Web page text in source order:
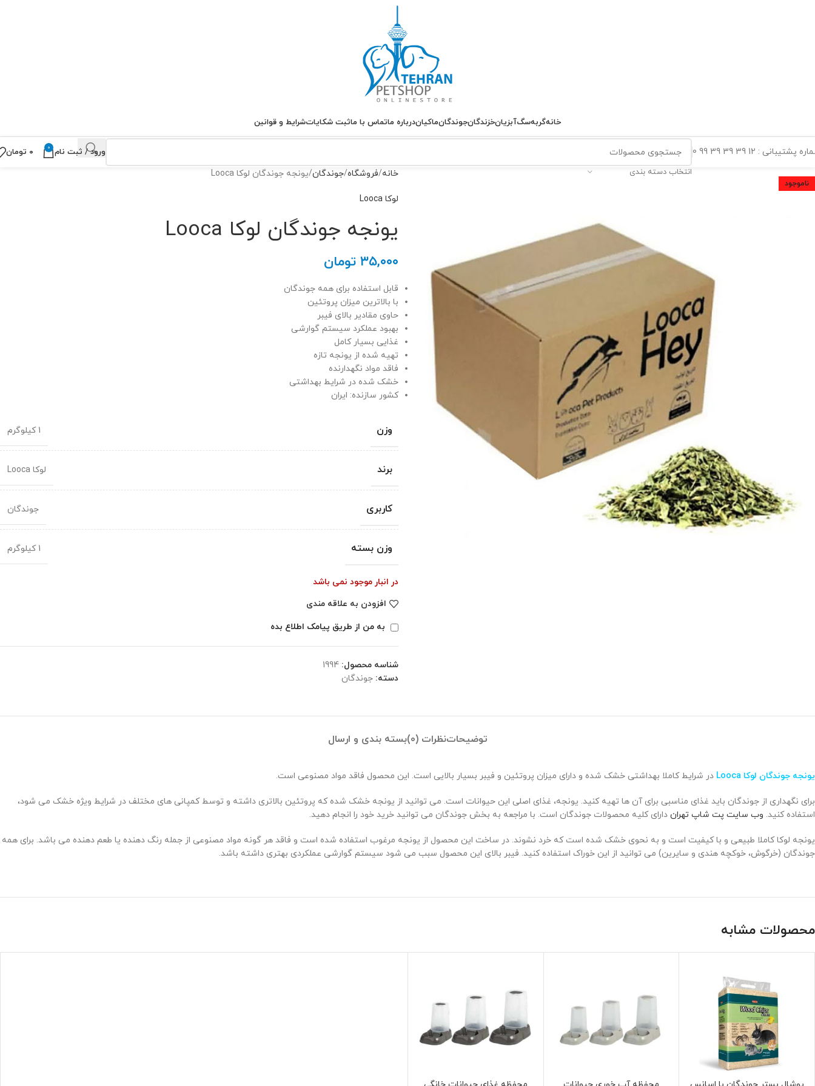
خانهگربهسگآبزیانخزندگانجوندگانماکیاندرباره ماتماس با ماثبت شکایاتشرایط و قوانین
پشتیبانی : 12 39 39 39 99 0
انتخاب دسته بندی
ورود / ثبت نام 0 ۰ تومان
ناموجود
خانه فروشگاه جوندگان یونجه جوندگان لوکا Looca
لوکا Looca
یونجه جوندگان لوکا Looca
۳۵,۰۰۰ تومان
قابل استفاده برای همه جوندگان
با بالاترین میزان پروتئین
حاوی مقادیر بالای فیبر
بهبود عملکرد سیستم گوارشی
غذایی بسیار کامل
تهیه شده از یونجه تازه
فاقد مواد نگهدارنده
خشک شده در شرایط بهداشتی
کشور سازنده: ایران
وزن 1 کیلوگرم
برند لوکا Looca
کاربری جوندگان
وزن بسته 1 کیلوگرم
در انبار موجود نمی باشد
افزودن به علاقه مندی
به من از طریق پیامک اطلاع بده
شناسه محصول: 1994
دسته: جوندگان
توضیحاتنظرات (0) بسته بندی و ارسال
یونجه جوندگان لوکا Looca در شرایط کاملا بهداشتی خشک شده و دارای میزان پروتئین و فیبر بسیار بالایی است. این محصول فاقد مواد مصنوعی است.
برای نگهداری از جوندگان باید غذای مناسبی برای آن ها تهیه کنید. یونجه، غذای اصلی این حیوانات است. می توانید از یونجه خشک شده که پروتئین بالاتری داشته و توسط کمپانی های مختلف در شرایط ویژه خشک می شود،
استفاده کنید. وب سایت پت شاپ تهران دارای کلیه محصولات جوندگان است. با مراجعه به بخش جوندگان می توانید خرید خود را انجام دهید.
یونجه لوکا کاملا طبیعی و با کیفیت است و به نحوی خشک شده است که خرد نشوند. در ساخت این محصول از یونجه مرغوب استفاده شده است و فاقد هر گونه مواد مصنوعی از جمله رنگ دهنده یا طعم دهنده می باشد. برای همه
جوندگان (خرگوش، خوکچه هندی و سایرین) می توانید از این خوراک استفاده کنید. فیبر بالای این محصول سبب می شود سیستم گوارشی عملکردی بهتری داشته باشد.
محصولات مشابه